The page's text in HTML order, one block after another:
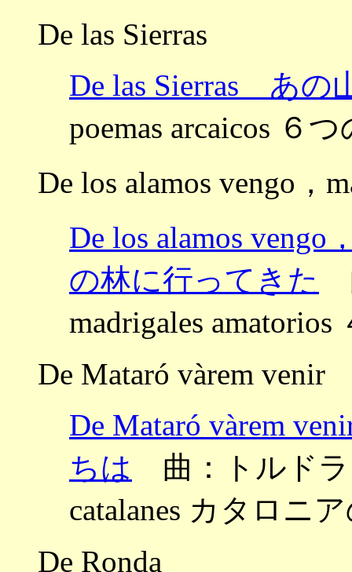
De las Sierras
De las Sierras あの
poemas arcaicos ６
De los alamos vengo，
De los alamos
の林に行ってきた
madrigales
De Mataró vàrem venir
De Mataró vàrem
ちは 曲：トルドラ
catalanes カタロニ
De Ronda